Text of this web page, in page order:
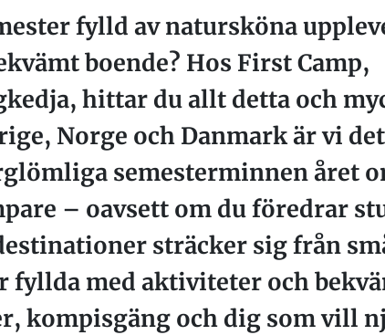
fylld av natursköna
boende? Hos First Camp,
hittar du allt detta och
Norge och Danmark är vi
semesterminnen året
– oavsett om du föredrar
sträcker sig från
med aktiviteter och
kompisgäng och dig som vill